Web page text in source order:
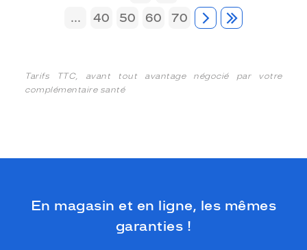
...
40 50 60 70
Tarifs TTC, avant tout avantage négocié par votre
complémentaire santé
En magasin et en ligne, les mêmes
garanties !